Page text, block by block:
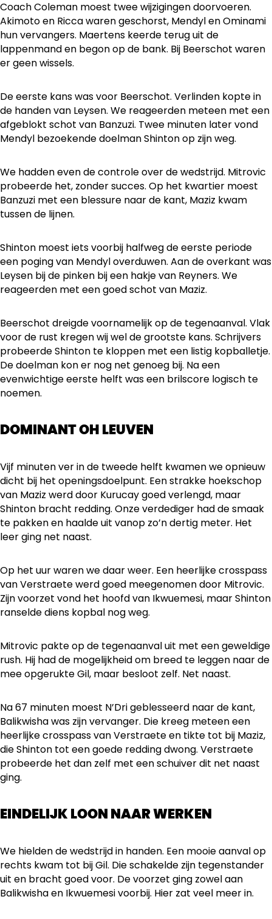
Coach Coleman moest twee wijzigingen doorvoeren.
Akimoto en Ricca waren geschorst, Mendyl en Ominami
hun vervangers. Maertens keerde terug uit de
lappenmand en begon op de bank. Bij Beerschot waren
er geen wissels.
De eerste kans was voor Beerschot. Verlinden kopte in
de handen van Leysen. We reageerden meteen met een
afgeblokt schot van Banzuzi. Twee minuten later vond
Mendyl bezoekende doelman Shinton op zijn weg.
We hadden even de controle over de wedstrijd. Mitrovic
probeerde het, zonder succes. Op het kwartier moest
Banzuzi met een blessure naar de kant, Maziz kwam
tussen de lijnen.
Shinton moest iets voorbij halfweg de eerste periode
een poging van Mendyl overduwen. Aan de overkant was
Leysen bij de pinken bij een hakje van Reyners. We
reageerden met een goed schot van Maziz.
Beerschot dreigde voornamelijk op de tegenaanval. Vlak
voor de rust kregen wij wel de grootste kans. Schrijvers
probeerde Shinton te kloppen met een listig kopballetje.
De doelman kon er nog net genoeg bij. Na een
evenwichtige eerste helft was een brilscore logisch te
noemen.
DOMINANT OH LEUVEN
Vijf minuten ver in de tweede helft kwamen we opnieuw
dicht bij het openingsdoelpunt. Een strakke hoekschop
van Maziz werd door Kurucay goed verlengd, maar
Shinton bracht redding. Onze verdediger had de smaak
te pakken en haalde uit vanop zo’n dertig meter. Het
leer ging net naast.
Op het uur waren we daar weer. Een heerlijke crosspass
van Verstraete werd goed meegenomen door Mitrovic.
Zijn voorzet vond het hoofd van Ikwuemesi, maar Shinton
ranselde diens kopbal nog weg.
Mitrovic pakte op de tegenaanval uit met een geweldige
rush. Hij had de mogelijkheid om breed te leggen naar de
mee opgerukte Gil, maar besloot zelf. Net naast.
Na 67 minuten moest N’Dri geblesseerd naar de kant,
Balikwisha was zijn vervanger. Die kreeg meteen een
heerlijke crosspass van Verstraete en tikte tot bij Maziz,
die Shinton tot een goede redding dwong. Verstraete
probeerde het dan zelf met een schuiver dit net naast
ging.
EINDELIJK LOON NAAR WERKEN
We hielden de wedstrijd in handen. Een mooie aanval op
rechts kwam tot bij Gil. Die schakelde zijn tegenstander
uit en bracht goed voor. De voorzet ging zowel aan
Balikwisha en Ikwuemesi voorbij. Hier zat veel meer in.